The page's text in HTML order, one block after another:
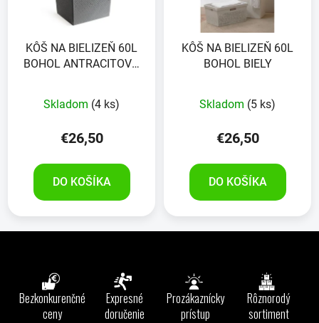
KÔŠ NA BIELIZEŇ 60L
BOHOL ANTRACITOVO
Skladom (4 ks)
€26,50
DO KOŠÍKA
KÔŠ NA BIELIZEŇ 60L
BOHOL BIELY
Skladom (5 ks)
€26,50
DO KOŠÍKA
Bezkonkurenčné
ceny
Expresné
doručenie
Prozákaznícky
prístup
Rôznorodý
sortiment